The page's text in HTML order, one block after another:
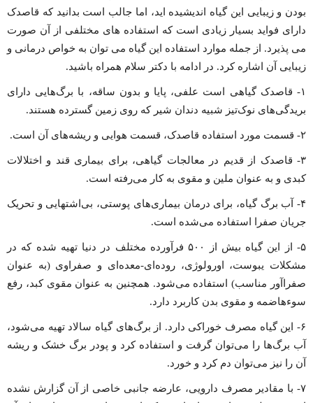
بودن و زیبایی این گیاه اندیشیده اید، اما جالب است بدانید که قاصدک
دارای فواید بسیار زیادی است که استفاده های مختلفی از آن صورت
می پذیرد. از جمله موارد استفاده این گیاه می توان به خواص درمانی و
زیبایی آن اشاره کرد. در ادامه با دکتر سلام همراه باشید.
۱- قاصدک گیاهی است علفی، پایا و بدون ساقه، با برگ‌هایی دارای
بریدگی‌های نوک‌تیز شبیه دندان شیر که روی زمین گسترده هستند.
۲- قسمت مورد استفاده قاصدک، قسمت هوایی و ریشه‌های آن است.
۳- قاصدک از قدیم در معالجات گیاهی، برای بیماری قند و اختلالات
کبدی و به عنوان ملین و مقوی به کار می‌رفته است.
۴- آب برگ گیاه، برای درمان بیماری‌های پوستی، بی‌اشتهایی و تحریک
جریان صفرا استفاده می‌شده است.
۵- از این گیاه بیش از ۵۰۰ فرآورده مختلف در دنیا تهیه شده که در
مشکلات یبوست، اورولوژی، روده‌ای-معده‌ای و صفراوی (به عنوان
صفراآور مناسب) استفاده می‌شود. همچنین به عنوان مقوی کبد، رفع
سوءهاضمه و مقوی بدن کاربرد دارد.
۶- این گیاه مصرف خوراکی دارد. از برگ‌های گیاه سالاد تهیه می‌شود،
آب برگ‌ها را می‌توان گرفت و استفاده کرد و پودر برگ خشک و ریشه
آن را نیز می‌توان دم کرد و خورد.
۷- با مقادیر مصرف دارویی، عارضه جانبی خاصی از آن گزارش نشده